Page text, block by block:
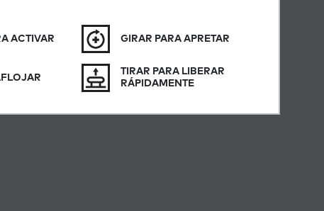
ACTIVAR GIRAR PARA APRETAR
TIRAR PARA LIBERAR
RÁPIDAMENTE